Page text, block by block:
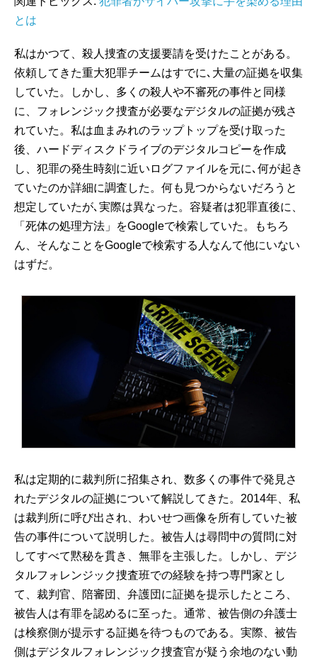
とは
私はかつて、殺人捜査の支援要請を受けたことがある。
依頼してきた重大犯罪チームはすでに､大量の証拠を収集
していた。しかし、多くの殺人や不審死の事件と同様
に、フォレンジック捜査が必要なデジタルの証拠が残さ
れていた。私は血まみれのラップトップを受け取った
後、ハードディスクドライブのデジタルコピーを作成
し、犯罪の発生時刻に近いログファイルを元に､何が起き
ていたのか詳細に調査した。何も見つからないだろうと
想定していたが､実際は異なった。容疑者は犯罪直後に、
「死体の処理方法」をGoogleで検索していた。もちろ
ん、そんなことをGoogleで検索する人なんて他にいない
はずだ。
私は定期的に裁判所に招集され、数多くの事件で発見さ
れたデジタルの証拠について解説してきた。2014年、私
は裁判所に呼び出され、わいせつ画像を所有していた被
告の事件について説明した。被告人は尋問中の質問に対
してすべて黙秘を貫き、無罪を主張した。しかし、デジ
タルフォレンジック捜査班での経験を持つ専門家とし
て、裁判官、陪審団、弁護団に証拠を提示したところ、
被告人は有罪を認めるに至った。通常、被告側の弁護士
は検察側が提示する証拠を待つものである。実際、被告
側はデジタルフォレンジック捜査官が疑う余地のない動